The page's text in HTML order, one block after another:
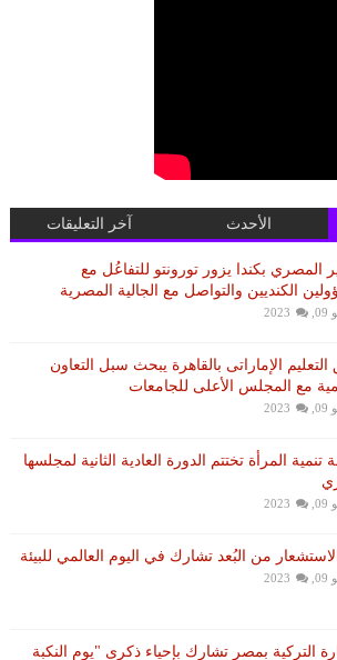
الأحدث آخر التعليقات
المصري بكندا يزور تورونتو للتفاعُل مع
الكنديين والتواصل مع الجالية المصرية
الإماراتى بالقاهرة يبحث سبل التعاون
مع المجلس الأعلى للجامعات
تنمية المرأة تختتم الدورة العادية الثانية لمجلسها
من البُعد تشارك في اليوم العالمي للبيئة
التركية بمصر تشارك بإحياء ذكرى "يوم النكبة